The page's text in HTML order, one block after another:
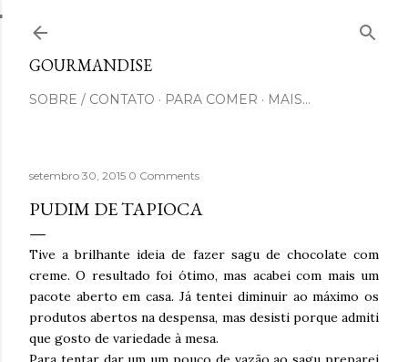
GOURMANDISE
SOBRE / CONTATO PARA COMER MAIS…
setembro 30, 2015 0 Comments
PUDIM DE TAPIOCA
Tive a brilhante ideia de fazer sagu de chocolate com
creme. O resultado foi ótimo, mas acabei com mais um
pacote aberto em casa. Já tentei diminuir ao máximo os
produtos abertos na despensa, mas desisti porque admiti
que gosto de variedade à mesa.